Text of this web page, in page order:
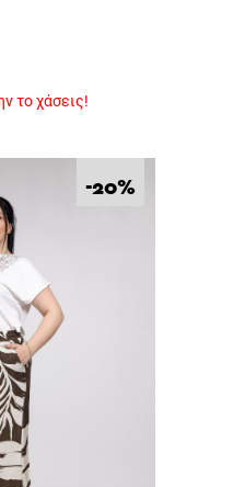
το χάσεις!
-20%